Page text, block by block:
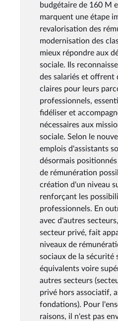
budgétaire de 160 M
marquent une étape
revalorisation des
modernisation des
mieux répondre aux
sociale. Ils
des salariés et offrent
claires pour leurs
professionnels,
fidéliser et
nécessaires aux
sociale. Selon le
emplois d'assistants
désormais
de rémunération
création d'un niveau
renforçant les
professionnels. En
avec d'autres
secteur privé, fait
niveaux de
sociaux de la sécurité
équivalents voire
autres secteurs
privé hors associatif,
fondations). Pour
raisons, il n'est pas